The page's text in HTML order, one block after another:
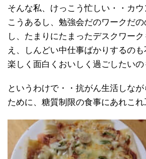
そんな私、けっこう忙しい・・カ
こうあるし、勉強会だのワークだ
し、たまりにたまったデスクワー
え、しんどい中仕事ばかりするの
楽しく面白くおいしく過ごしたいの
というわけで・・抗がん生活しな
ために、糖質制限の食事にあれこれ